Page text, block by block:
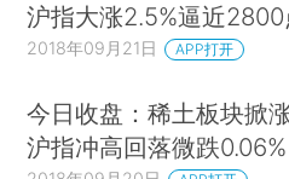
沪指大涨2.5%逼近2800
2018年09月21日 APP打开
今日收盘：稀土板块掀
沪指冲高回落微跌0.06%